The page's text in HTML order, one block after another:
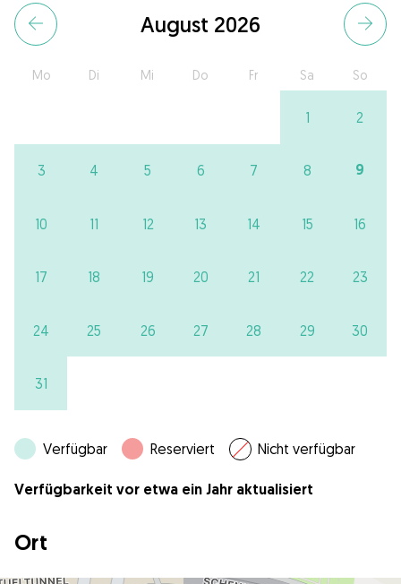
August 2026
Mo Di Mi Do Fr Sa So
1 2
3 4 5 6 7 8 9
10 11 12 13 14 15 16
17 18 19 20 21 22 23
24 25 26 27 28 29 30
31
Verfügbar Reserviert Nicht verfügbar
Verfügbarkeit vor etwa ein Jahr aktualisiert
Ort